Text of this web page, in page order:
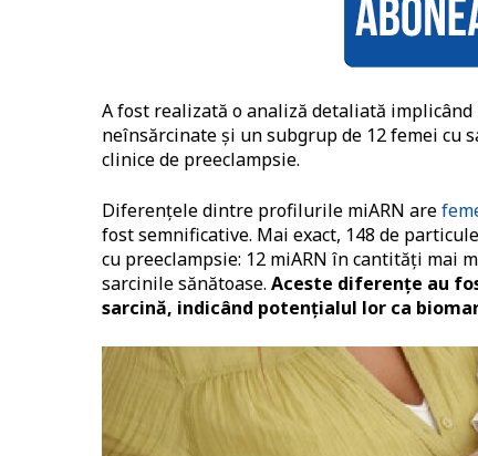
A fost realizată o analiză detaliată
neînsărcinate și un subgrup de 12 femei cu
clinice de preeclampsie.
Diferențele dintre profilurile miARN are
fost semnificative. Mai exact, 148 de
cu preeclampsie: 12 miARN în cantități mai
sarcinile sănătoase. Aceste diferențe au
sarcină, indicând potențialul lor ca